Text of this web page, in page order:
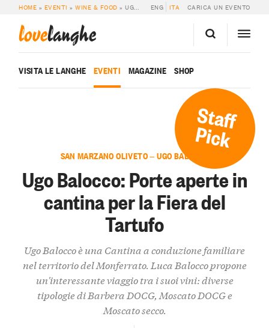
HOME » EVENTI »WINE & FOOD »UGO BALOCCO: PORTE APERTE IN CANTINA PER LA FIERA DEL TARTUFO ENG ITA CARICA UN EVENTO
lovelanghe
VISITA LE LANGHE EVENTI MAGAZINE SHOP
Staff
Pick
SAN MARZANO OLIVETO — UGO BALOCCO
Ugo Balocco: Porte aperte in
cantina per la Fiera del
Tartufo
Ugo Balocco è una Cantina a conduzione familiare
nel territorio del Monferrato. Luca Balocco propone
un'interessante viaggio tra i suoi vini: diverse
tipologie di Barbera DOCG, Moscato DOCG e
Moscato secco.